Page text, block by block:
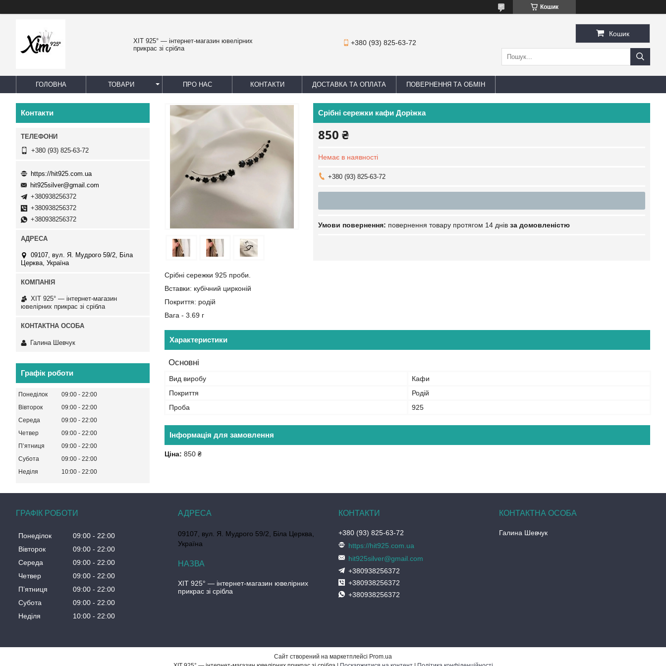
Кошик
ХІТ 925° — інтернет-магазин ювелірних
прикрас зі срібла
+380 (93) 825-63-72
Кошик
ГОЛОВНА ТОВАРИ ПРО НАС КОНТАКТИ ДОСТАВКА ТА ОПЛАТА ПОВЕРНЕННЯ ТА ОБМІН
Срібні сережки кафи Доріжка
850 ₴
Немає в наявності
+380 (93) 825-63-72
повернення товару протягом 14 днів за домовленістю
Срібні сережки 925 проби.
Вставки: кубічний цирконій
Покриття: родій
Вага - 3.69 г
Характеристики
Основні
Вид виробу
Кафи
Покриття
Родій
Проба
925
Інформація для замовлення
Ціна: 850 ₴
Контакти
+380 (93) 825-63-72
https://hit925.com.ua
hit925silver@gmail.com
+380938256372
+380938256372
+380938256372
09107, вул. Я. Мудрого 59/2, Біла
Церква, Україна
ХІТ 925° — інтернет-магазин
ювелірних прикрас зі срібла
Галина Шевчук
Графік роботи
Понеділок 09:00
22:00
Вівторок
09:00
22:00
Середа
09:00
22:00
Четвер
09:00
22:00
Пʼятниця
09:00
22:00
Субота
09:00
22:00
Неділя
10:00 22:00
ГРАФІК РОБОТИ
Понеділок 09:00
22:00
Вівторок
09:00
22:00
Середа
09:00
22:00
Четвер
09:00
22:00
Пʼятниця
09:00
22:00
Субота
09:00
22:00
Неділя
10:00 22:00
09107, вул. Я. Мудрого 59/2, Біла Церква,
Україна
ХІТ 925° — інтернет-магазин ювелірних
прикрас зі срібла
+380 (93) 825-63-72
https://hit925.com.ua
hit925silver@gmail.com
+380938256372
+380938256372
+380938256372
Галина Шевчук
Сайт створений на маркетплейсі Prom.ua